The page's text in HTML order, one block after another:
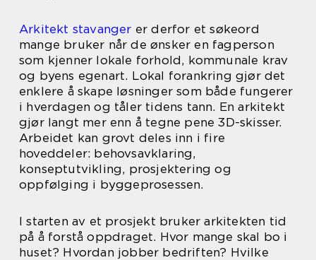
Arkitekt stavanger er derfor et søkeord
mange bruker når de ønsker en fagperson
som kjenner lokale forhold, kommunale krav
og byens egenart. Lokal forankring gjør det
enklere å skape løsninger som både fungerer
i hverdagen og tåler tidens tann. En arkitekt
gjør langt mer enn å tegne pene 3D-skisser.
Arbeidet kan grovt deles inn i fire
hoveddeler: behovsavklaring,
konseptutvikling, prosjektering og
oppfølging i byggeprosessen.
I starten av et prosjekt bruker arkitekten tid
på å forstå oppdraget. Hvor mange skal bo i
huset? Hvordan jobber bedriften? Hvilke